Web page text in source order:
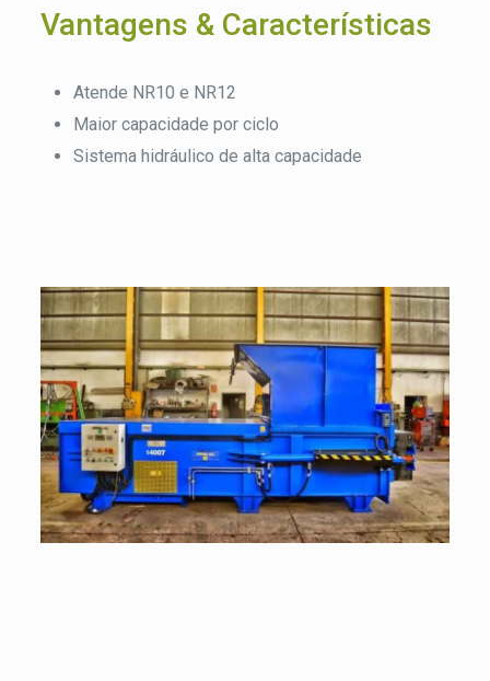
Vantagens & Características
Atende NR10 e NR12
Maior capacidade por ciclo
Sistema hidráulico de alta capacidade